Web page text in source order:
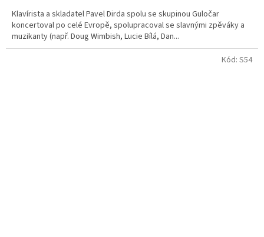
z
5
hvězdiček.
Klavírista a skladatel Pavel Dirda spolu se skupinou Guločar
koncertoval po celé Evropě, spolupracoval se slavnými zpěváky a
muzikanty (např. Doug Wimbish, Lucie Bílá, Dan...
Kód: S54